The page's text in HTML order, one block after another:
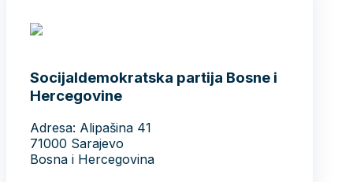
Socijaldemokratska partija Bosne i
Hercegovine
Adresa: Alipašina 41
71000 Sarajevo
Bosna i Hercegovina